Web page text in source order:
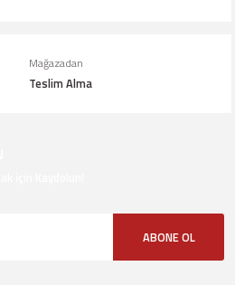
Mağazadan
Teslim Alma
ABONE OL